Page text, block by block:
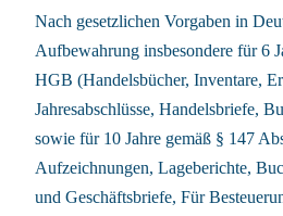
Nach gesetzlichen Vorgaben in
Aufbewahrung insbesondere für 6
HGB (Handelsbücher, Inventare,
Jahresabschlüsse, Handelsbriefe,
sowie für 10 Jahre gemäß § 147
Aufzeichnungen, Lageberichte,
und Geschäftsbriefe, Für